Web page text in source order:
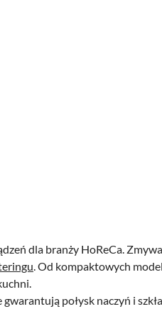
dla branży HoReCa.
. Od kompaktowych
połysk naczyń i